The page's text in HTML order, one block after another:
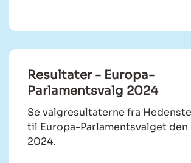
Resultater - Europa-
Parlamentsvalg 2024
Se valgresultaterne fra
til Europa-Parlamentsvalget den
2024.